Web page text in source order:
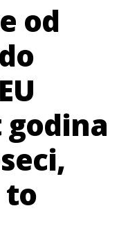
od
to